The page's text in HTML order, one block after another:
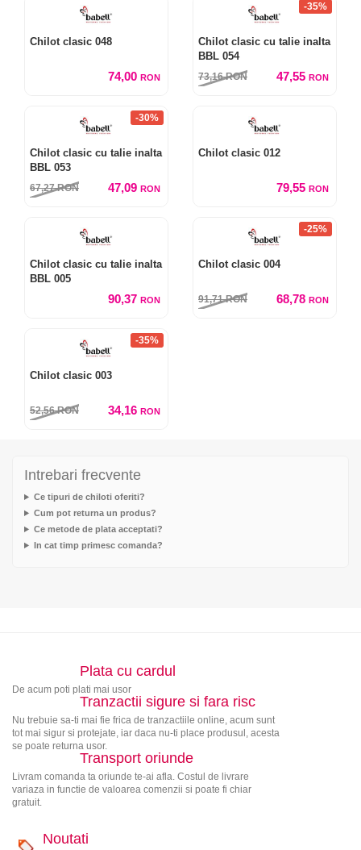
Chilot clasic 048
74,00 RON
-35%
Chilot clasic cu talie inalta
BBL 054
73,16RON 47,55 RON
-30%
Chilot clasic cu talie inalta
BBL 053
67,27RON 47,09 RON
Chilot clasic 012
79,55 RON
Chilot clasic cu talie inalta
BBL 005
90,37 RON
-25%
Chilot clasic 004
91,71RON 68,78 RON
-35%
Chilot clasic 003
52,56RON 34,16 RON
Intrebari frecvente
Ce tipuri de chiloti oferiti?
Cum pot returna un produs?
Ce metode de plata acceptati?
In cat timp primesc comanda?
Plata cu cardul
De acum poti plati mai usor
Tranzactii sigure si fara risc
Nu trebuie sa-ti mai fie frica de tranzactiile online, acum sunt
tot mai sigur si protejate, iar daca nu-ti place produsul, acesta
se poate returna usor.
Transport oriunde
Livram comanda ta oriunde te-ai afla. Costul de livrare
variaza in functie de valoarea comenzii si poate fi chiar
gratuit.
Noutati